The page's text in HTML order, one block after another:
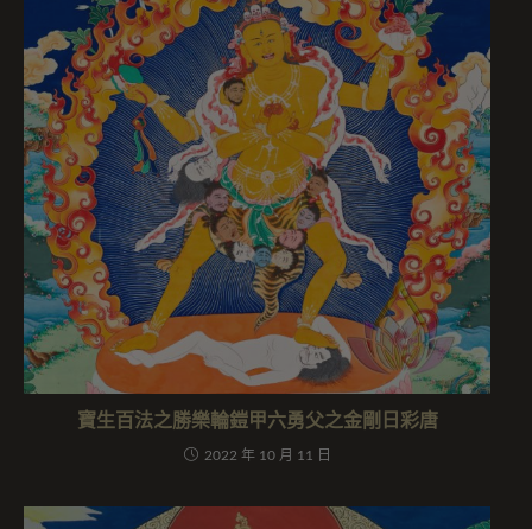
寶生百法之勝樂輪鎧甲六勇父之金剛日彩唐
2022 年 10 月 11 日